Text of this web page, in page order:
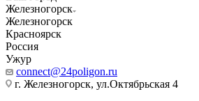
Железногорск
Железногорск
Красноярск
Россия
Ужур
connect@24poligon.ru
г. Железногорск, ул.Октябрьская 4